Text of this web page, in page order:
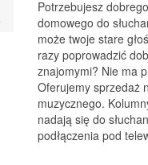
Potrzebujesz
domowego do
może twoje stare
razy poprowadzić
znajomymi? Nie ma
Oferujemy sprzedaż
muzycznego.
nadają się do
podłączenia pod